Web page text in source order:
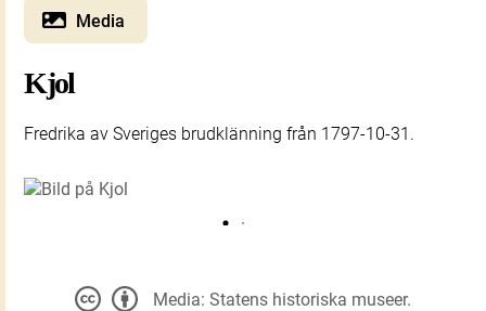
Media
Kjol
Fredrika av Sveriges brudklänning från 1797-10-31.
Media: Statens historiska museer.